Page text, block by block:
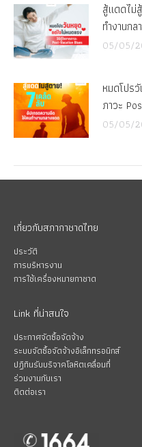
สู้แดดไม่
ทำงานก
05/05/
หมดโปร
ภาวะ
05/05/
เกี่ยวกับสภากาชาดไทย
ประวัติ
การบริหารงาน
การใช้เครื่องหมายกาชาด
Link ที่น่าสนใจ
ประกาศจัดซื้อจัดจ้าง
ระบบจัดซื้อจัดจ้างอิเล็กทรอนิกส์
ปฏิทินรับบริจาคโลหิตเคลื่อนที่
ร่วมงานกับเรา
ติดต่อเรา